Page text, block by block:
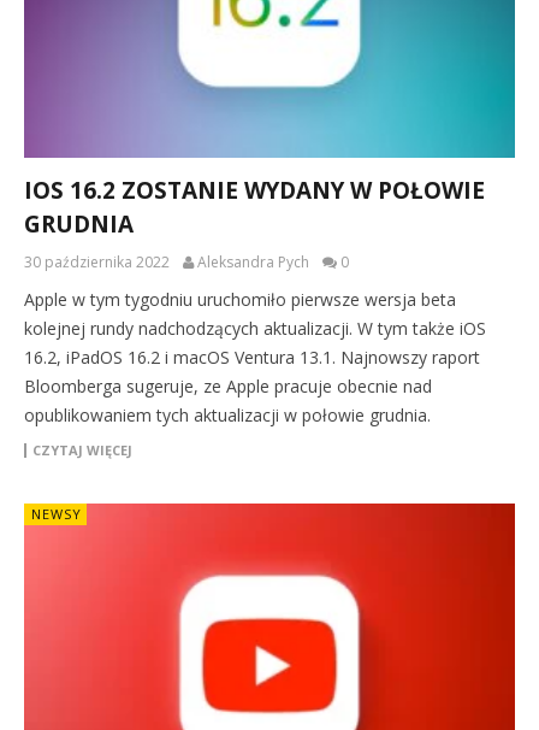
IOS 16.2 ZOSTANIE WYDANY W POŁOWIE
GRUDNIA
30 października 2022 Aleksandra Pych 0
Apple w tym tygodniu uruchomiło pierwsze wersja beta
kolejnej rundy nadchodzących aktualizacji. W tym także iOS
16.2, iPadOS 16.2 i macOS Ventura 13.1. Najnowszy raport
Bloomberga sugeruje, ze Apple pracuje obecnie nad
opublikowaniem tych aktualizacji w połowie grudnia.
CZYTAJ WIĘCEJ
NEWSY